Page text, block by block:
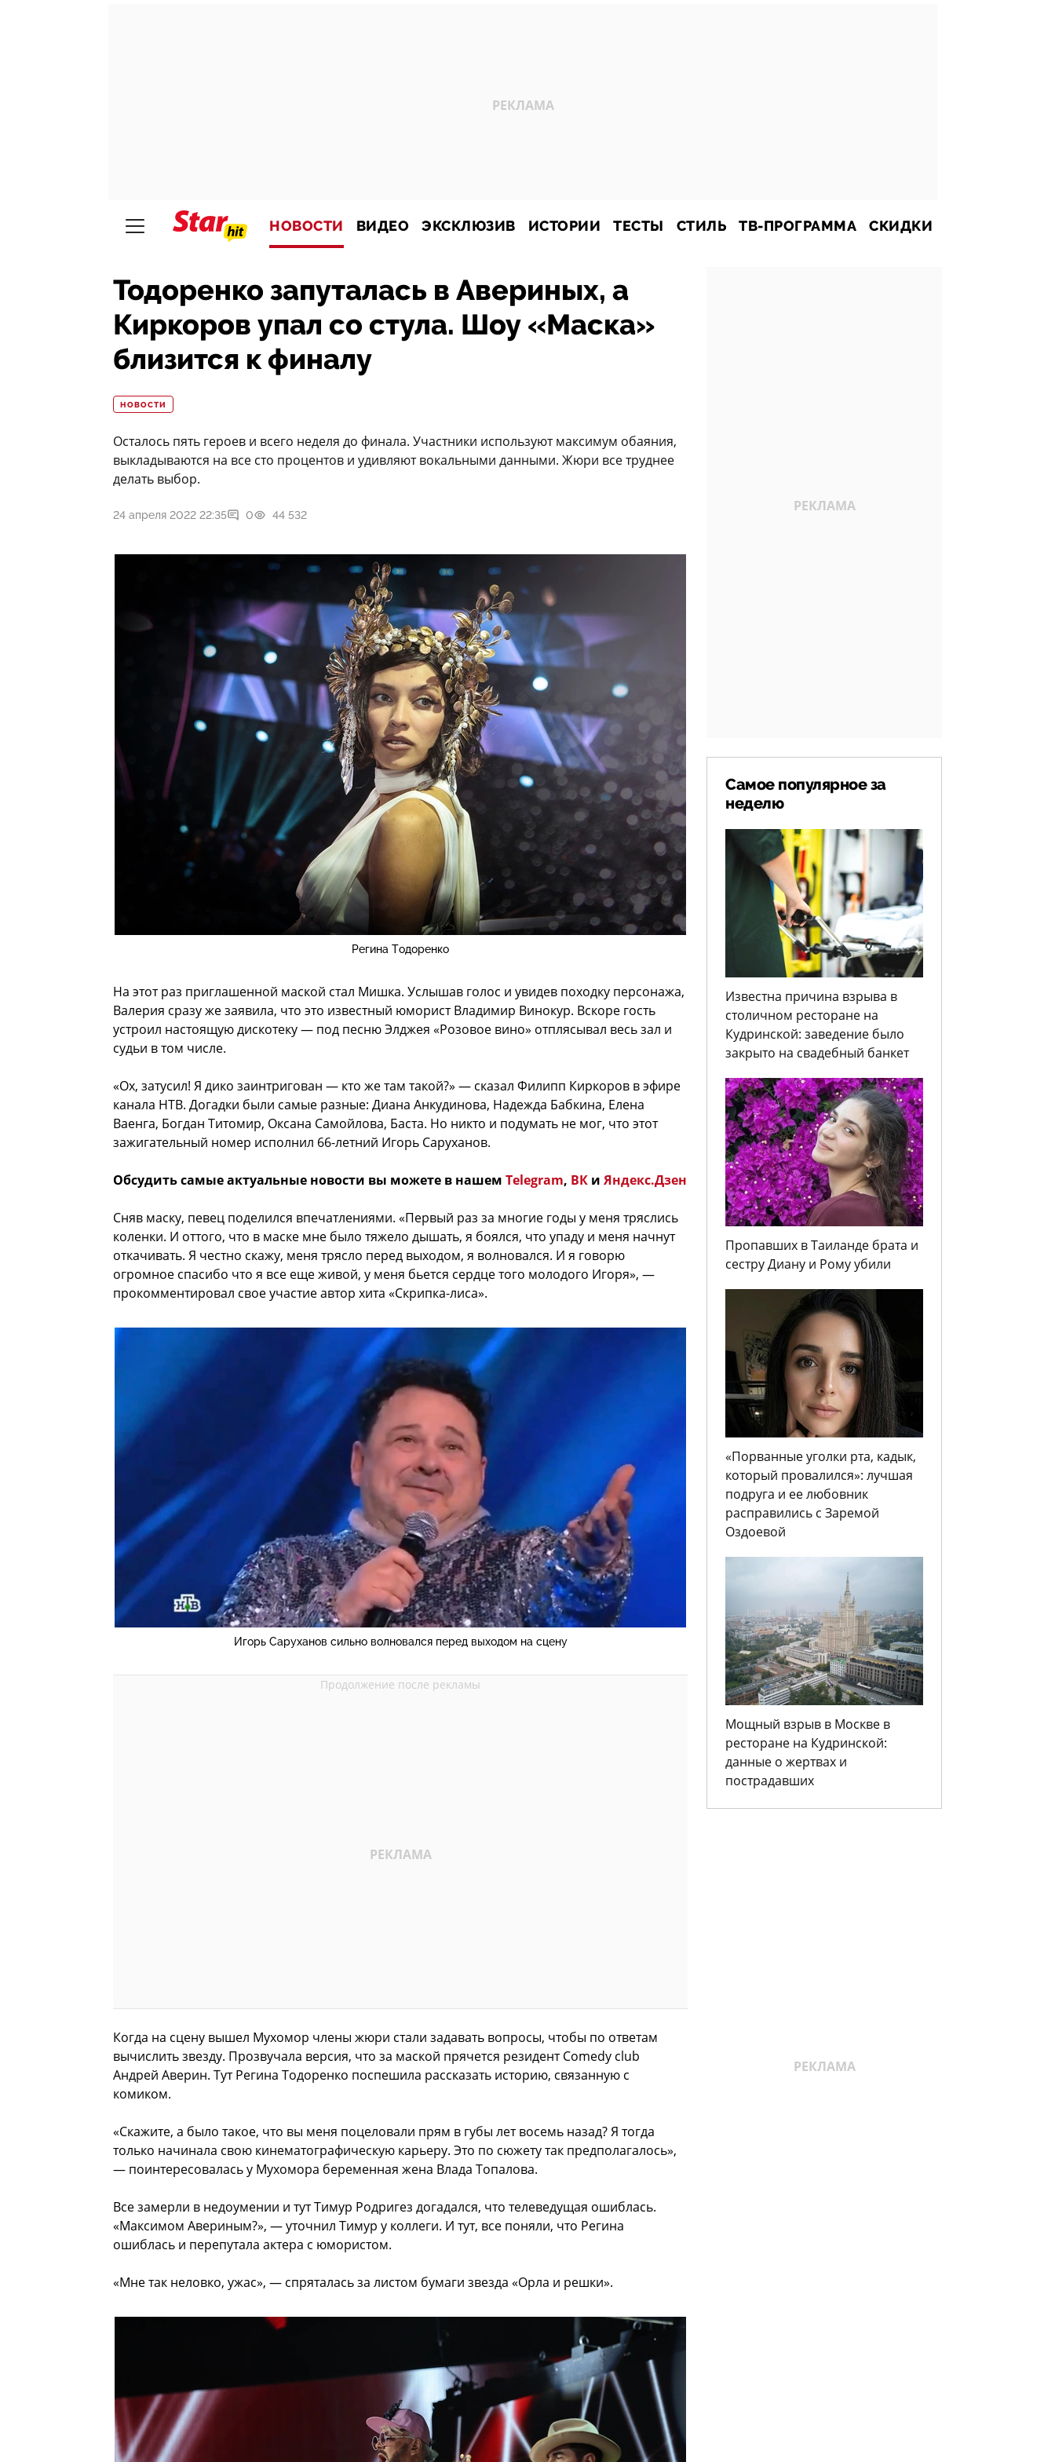
НОВОСТИ ВИДЕО ЭКСКЛЮЗИВ ИСТОРИИ ТЕСТЫ СТИЛЬ ТВ-ПРОГРАММА СКИДКИ
Тодоренко запуталась в Авериных, а
Киркоров упал со стула. Шоу «Маска»
близится к финалу
НОВОСТИ
Осталось пять героев и всего неделя до финала. Участники используют максимум обаяния,
выкладываются на все сто процентов и удивляют вокальными данными. Жюри все труднее
делать выбор.
24 апреля 2022 22:35 0 44 532
Регина Тодоренко
На этот раз приглашенной маской стал Мишка. Услышав голос и увидев походку персонажа,
Валерия сразу же заявила, что это известный юморист Владимир Винокур. Вскоре гость
устроил настоящую дискотеку — под песню Элджея «Розовое вино» отплясывал весь зал и
судьи в том числе.
«Ох, затусил! Я дико заинтригован — кто же там такой?» — сказал Филипп Киркоров в эфире
канала НТВ. Догадки были самые разные: Диана Анкудинова, Надежда Бабкина, Елена
Ваенга, Богдан Титомир, Оксана Самойлова, Баста. Но никто и подумать не мог, что этот
зажигательный номер исполнил 66-летний Игорь Саруханов.
Обсудить самые актуальные новости вы можете в нашем Telegram, ВК и Яндекс.Дзен
Сняв маску, певец поделился впечатлениями. «Первый раз за многие годы у меня тряслись
коленки. И оттого, что в маске мне было тяжело дышать, я боялся, что упаду и меня начнут
откачивать. Я честно скажу, меня трясло перед выходом, я волновался. И я говорю
огромное спасибо что я все еще живой, у меня бьется сердце того молодого Игоря», —
прокомментировал свое участие автор хита «Скрипка-лиса».
Игорь Саруханов сильно волновался перед выходом на сцену
Когда на сцену вышел Мухомор члены жюри стали задавать вопросы, чтобы по ответам
вычислить звезду. Прозвучала версия, что за маской прячется резидент Comedy club
Андрей Аверин. Тут Регина Тодоренко поспешила рассказать историю, связанную с
комиком.
«Скажите, а было такое, что вы меня поцеловали прям в губы лет восемь назад? Я тогда
только начинала свою кинематографическую карьеру. Это по сюжету так предполагалось»,
— поинтересовалась у Мухомора беременная жена Влада Топалова.
Все замерли в недоумении и тут Тимур Родригез догадался, что телеведущая ошиблась.
«Максимом Авериным?», — уточнил Тимур у коллеги. И тут, все поняли, что Регина
ошиблась и перепутала актера с юмористом.
«Мне так неловко, ужас», — спряталась за листом бумаги звезда «Орла и решки».
Самое популярное за
неделю
Известна причина взрыва в
столичном ресторане на
Кудринской: заведение было
закрыто на свадебный банкет
Пропавших в Таиланде брата и
сестру Диану и Рому убили
«Порванные уголки рта, кадык,
который провалился»: лучшая
подруга и ее любовник
расправились с Заремой
Оздоевой
Мощный взрыв в Москве в
ресторане на Кудринской:
данные о жертвах и
пострадавших